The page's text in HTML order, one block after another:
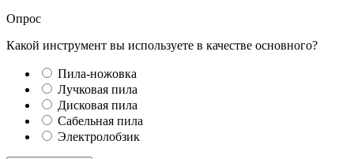
Опрос
Какой инструмент вы используете в качестве основного?
Пила-ножовка
Лучковая пила
Дисковая пила
Сабельная пила
Электролобзик